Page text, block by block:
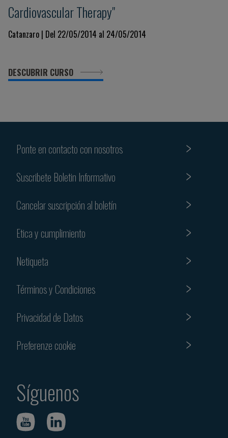
Cardiovascular Therapy"
Catanzaro | Del 22/05/2014 al 24/05/2014
DESCUBRIR CURSO
Ponte en contacto con nosotros
Suscribete Boletin Informativo
Cancelar suscripción al boletín
Etica y cumplimiento
Netiqueta
Términos y Condiciones
Privacidad de Datos
Preferenze cookie
Síguenos